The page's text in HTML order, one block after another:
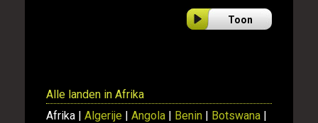
Toon
Alle landen in Afrika
Afrika | Algerije | Angola | Benin | Botswana |